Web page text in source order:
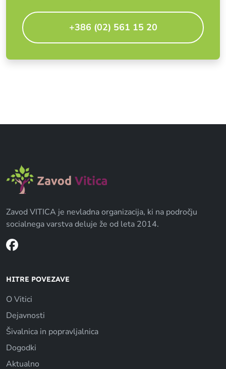
+386 (02) 561 15 20
Zavod VITICA je nevladna organizacija, ki na področju
socialnega varstva deluje že od leta 2014.
HITRE POVEZAVE
O Vitici
Dejavnosti
Šivalnica in popravljalnica
Dogodki
Aktualno